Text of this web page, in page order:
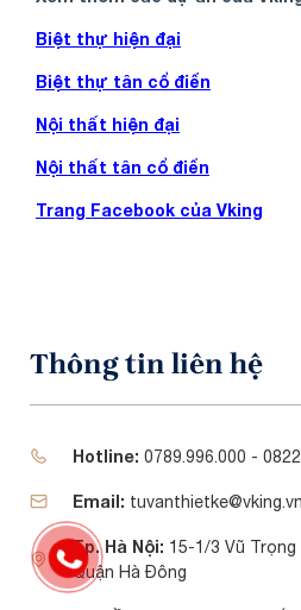
Biệt thự hiện đại
Biệt thự tân cổ điển
Nội thất hiện đại
Nội thất tân cổ điển
Trang Facebook của Vking
Thông tin liên hệ
Hotline: 0789.996.000 -
Email: tuvanthietke@vking.vn
Tp. Hà Nội: 15-1/3 Vũ
Quận Hà Đông